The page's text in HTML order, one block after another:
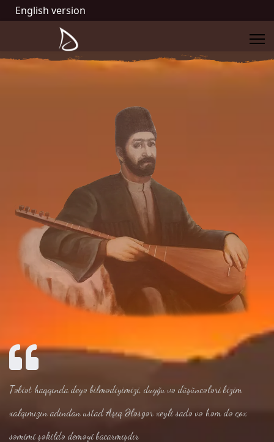
English version
Təbiət haqqında deyə bilmədiyimizi, duyğu və düşüncələri bizim
xalqımızın adından ustad Aşıq Ələsgər xeyli sadə və həm də çox
səmimi şəkildə deməyi bacarmışdır